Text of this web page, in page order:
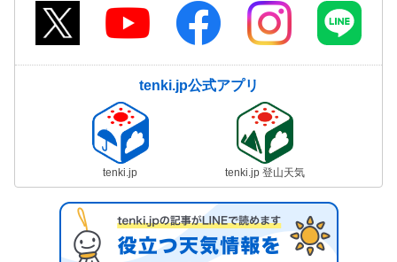
tenki.jp公式アプリ
tenki.jp tenki.jp 登山天気